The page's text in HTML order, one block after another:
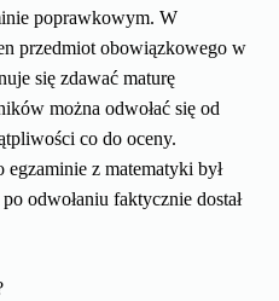
poprawkowym. W
przedmiot obowiązkowego w
się zdawać maturę
można odwołać się od
co do oceny.
z matematyki był
odwołaniu faktycznie dostał